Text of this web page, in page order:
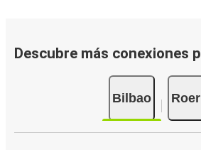
Descubre más conexiones
Bilbao